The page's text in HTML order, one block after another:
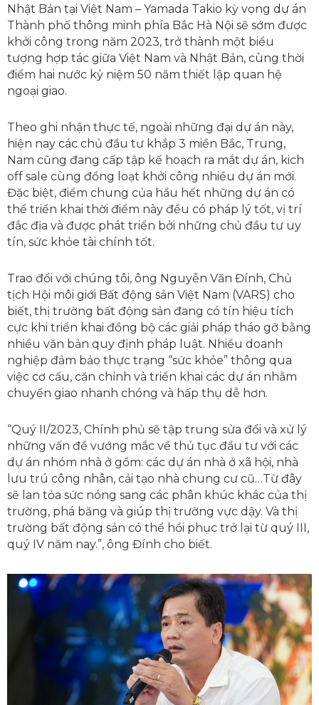
Nhật Bản tại Việt Nam – Yamada Takio kỳ vọng dự án
Thành phố thông minh phía Bắc Hà Nội sẽ sớm được
khởi công trong năm 2023, trở thành một biểu
tượng hợp tác giữa Việt Nam và Nhật Bản, cùng thời
điểm hai nước kỷ niệm 50 năm thiết lập quan hệ
ngoại giao.
Theo ghi nhận thực tế, ngoài những đại dự án này,
hiện nay các chủ đầu tư khắp 3 miền Bắc, Trung,
Nam cũng đang cấp tập kế hoạch ra mắt dự án, kich
off sale cùng đồng loạt khởi công nhiều dự án mới.
Đặc biệt, điểm chung của hầu hết những dự án có
thể triển khai thời điểm này đều có pháp lý tốt, vị trí
đắc địa và được phát triển bởi những chủ đầu tư uy
tín, sức khỏe tài chính tốt.
Trao đổi với chúng tôi, ông Nguyễn Văn Đính, Chủ
tịch Hội môi giới Bất động sản Việt Nam (VARS) cho
biết, thị trường bất động sản đang có tín hiệu tích
cực khi triển khai đồng bộ các giải pháp tháo gỡ bằng
nhiều văn bản quy định pháp luật. Nhiều doanh
nghiệp đảm bảo thực trạng “sức khỏe” thông qua
việc cơ cấu, căn chỉnh và triển khai các dự án nhằm
chuyển giao nhanh chóng và hấp thụ dễ hơn.
“Quý II/2023, Chính phủ sẽ tập trung sửa đổi và xử lý
những vấn đề vướng mắc về thủ tục đầu tư với các
dự án nhóm nhà ở gồm: các dự án nhà ở xã hội, nhà
lưu trú công nhân, cải tạo nhà chung cư cũ…Từ đây
sẽ lan tỏa sức nóng sang các phân khúc khác của thị
trường, phá băng và giúp thị trường vực dậy. Và thị
trường bất động sản có thể hồi phục trở lại từ quý III,
quý IV năm nay.”, ông Đính cho biết.